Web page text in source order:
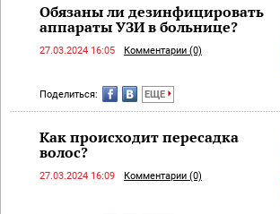
Обязаны ли дезинфицировать
аппараты УЗИ в больнице?
27.03.2024 16:05 Комментарии (0)
Поделиться: ЕЩЕ
Как происходит пересадка
волос?
27.03.2024 16:09 Комментарии (0)